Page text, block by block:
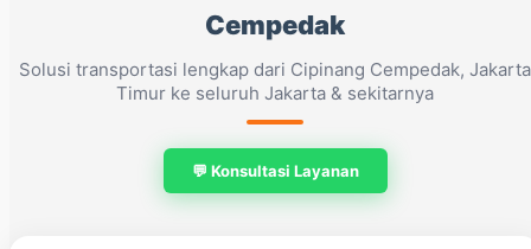
Cempedak
Solusi transportasi lengkap dari Cipinang Cempedak, Jakarta
Timur ke seluruh Jakarta & sekitarnya
💬 Konsultasi Layanan